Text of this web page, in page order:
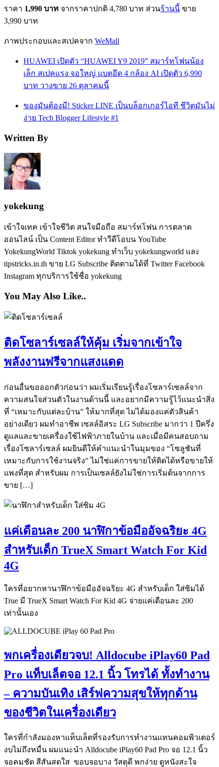
ราคา 1,990 บาท จากราคาปกติ 4,780 บาท ส่วนร้านนี้ ขาย
3,990 บาท
ภาพประกอบและสเปคจาก WeMall
HUAWEI เปิดตัว “HUAWEI Y9 2019” สมาร์ทโฟนน้อง
เล็ก สเปคแรง จอใหญ่ แบตอึด 4 กล้อง AI เปิดตัว 6,990
บาท วางขาย 26 ตุลาคมนี้
ของมันต้องมี! Sticker LINE เป็นบล็อกเกอร์ไอที ชีวิตมันไม่
ง่าย Tech Blogger Lifestyle #1
Written By
yokekung
เข้าใจเทค เข้าใจชีวิต สนใจมือถือ สมาร์ทโฟน การตลาด
ออนไลน์ เป็น Content Editor ทำวีดีโอบน YouTube
YokekungWorld Tiktok yokekung ทำเว็บ yokekungworld และ
tipstricks.in.th ขาย LG Subscribe ติดตามได้ที่ Twitter Facebook
Instagram ทุกบริการใช้ชื่อ yokekung
You May Also Like..
ติดโซลาร์เซลล์ให้คุ้ม เริ่มจากเข้าใจ
พลังงานฟรีจากแสงแดด
ก่อนอื่นขอออกตัวก่อนว่า ผมเริ่มเรียนรู้เรื่องโซลาร์เซลล์จาก
ความสนใจส่วนตัวในงานด้านนี้ และอยากมีความรู้ไว้แนะนำสิ่ง
ที่ “เหมาะกับแต่ละบ้าน” ให้มากที่สุด ไม่ได้มองแค่ตัวสินค้า
อย่างเดียว ผมทำอาชีพ เซลล์อิสระ LG Subscribe มากว่า 1 ปีครึ่ง
ดูแลและขายเครื่องใช้ไฟฟ้าภายในบ้าน และเมื่อมีคนสอบถาม
เรื่องโซลาร์เซลล์ ผมยินดีให้คำแนะนำในมุมของ “โซลูชันที่
เหมาะกับการใช้งานจริง” ไม่ใช่แค่การขายให้ติดได้หรือขายให้
แพงที่สุด สำหรับผม การเป็นเซลล์ยังไม่ใช่การเริ่มต้นจากการ
ขาย […]
แค่เดือนละ 200 นาฬิกาข้อมืออัจฉริยะ 4G
สำหรับเด็ก TrueX Smart Watch For Kid
4G
ใครที่อยากหานาฬิกาข้อมืออัจฉริยะ 4G สำหรับเด็ก ใส่ซิมได้
True มี TrueX Smart Watch For Kid 4G จ่ายแค่เดือนละ 200
เท่านั้นเอง
พกเครื่องเดียวจบ! Alldocube iPlay60 Pad
Pro แท็บเล็ตจอ 12.1 นิ้ว โทรได้ ทั้งทำงาน
– ความบันเทิง เสิร์ฟความสุขให้ทุกด้าน
ของชีวิตในเครื่องเดียว
ใครที่กำลังมองหาแท็บเล็ตที่รองรับการทำงานแทนคอมพิวเตอร์
งบไม่ถึงหมื่น ผมแนะนำ Alldocube iPlay60 Pad Pro จอ 12.1 นิ้ว
จอคมชัด สีสันสดใส ขอบจอบาง วัสดุดี พกง่าย ดูหนังสะใจ